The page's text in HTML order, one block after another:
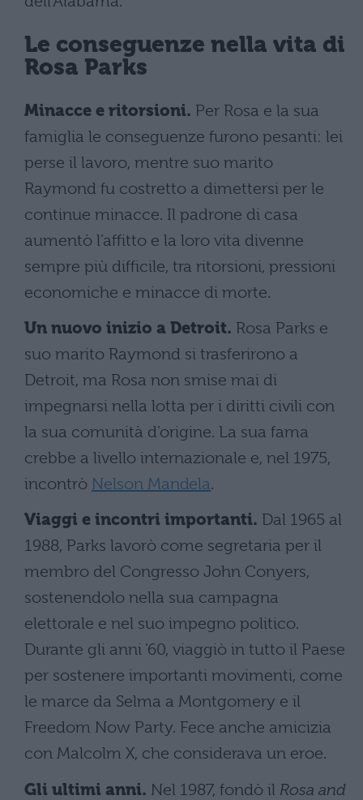
Le conseguenze nella vita di
Rosa Parks
Minacce e ritorsioni. Per Rosa e la sua
famiglia le conseguenze furono pesanti: lei
perse il lavoro, mentre suo marito
Raymond fu costretto a dimettersi per le
continue minacce. Il padrone di casa
aumentò l’affitto e la loro vita divenne
sempre più difficile, tra ritorsioni, pressioni
economiche e minacce di morte.
Un nuovo inizio a Detroit. Rosa Parks e
suo marito Raymond si trasferirono a
Detroit, ma Rosa non smise mai di
impegnarsi nella lotta per i diritti civili con
la sua comunità d’origine. La sua fama
crebbe a livello internazionale e, nel 1975,
incontrò Nelson Mandela.
Viaggi e incontri importanti. Dal 1965 al
1988, Parks lavorò come segretaria per il
membro del Congresso John Conyers,
sostenendolo nella sua campagna
elettorale e nel suo impegno politico.
Durante gli anni ’60, viaggiò in tutto il Paese
per sostenere importanti movimenti, come
le marce da Selma a Montgomery e il
Freedom Now Party. Fece anche amicizia
con Malcolm X, che considerava un eroe.
Gli ultimi anni. Nel 1987, fondò il Rosa and